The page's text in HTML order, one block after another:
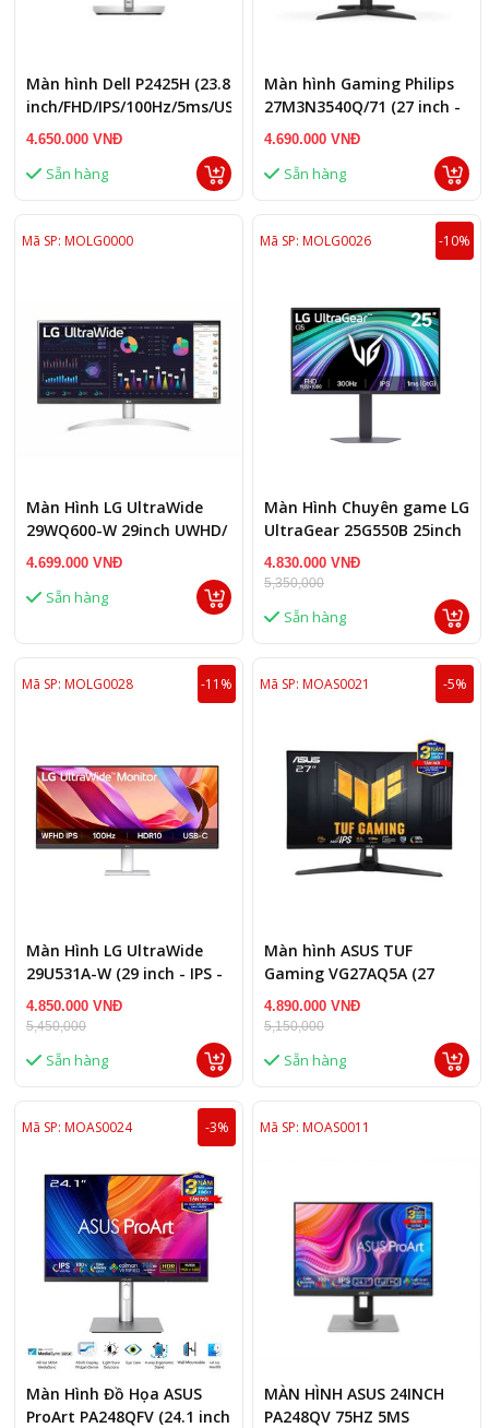
Màn hình Dell P2425H (23.8
inch/FHD/IPS/100Hz/5ms/USB-
C)
4.650.000 VNĐ
Sẵn hàng
Màn hình Gaming Philips
27M3N3540Q/71 (27 inch -
IPS - QHD - 210Hz)
4.690.000 VNĐ
Sẵn hàng
Mã SP: MOLG0000
Màn Hình LG UltraWide
29WQ600-W 29inch UWHD/
IPS/ 100Hz
4.699.000 VNĐ
Sẵn hàng
Mã SP: MOLG0026 -10%
Màn Hình Chuyên game LG
UltraGear 25G550B 25inch
300Hz FHD
4.830.000 VNĐ
5,350,000
Sẵn hàng
Mã SP: MOLG0028 -11%
Màn Hình LG UltraWide
29U531A-W (29 inch - IPS -
WFHD - 100Hz - 5ms - USB
TypeC - Speaker )
4.850.000 VNĐ
5,450,000
Sẵn hàng
Mã SP: MOAS0021 -5%
Màn hình ASUS TUF
Gaming VG27AQ5A (27
inch - IPS - 2K - 210Hz -
1ms - Speaker
4.890.000 VNĐ
5,150,000
Sẵn hàng
Mã SP: MOAS0024 -3%
Màn Hình Đồ Họa ASUS
ProArt PA248QFV (24.1 inch
Mã SP: MOAS0011
MÀN HÌNH ASUS 24INCH
PA248QV 75HZ 5MS